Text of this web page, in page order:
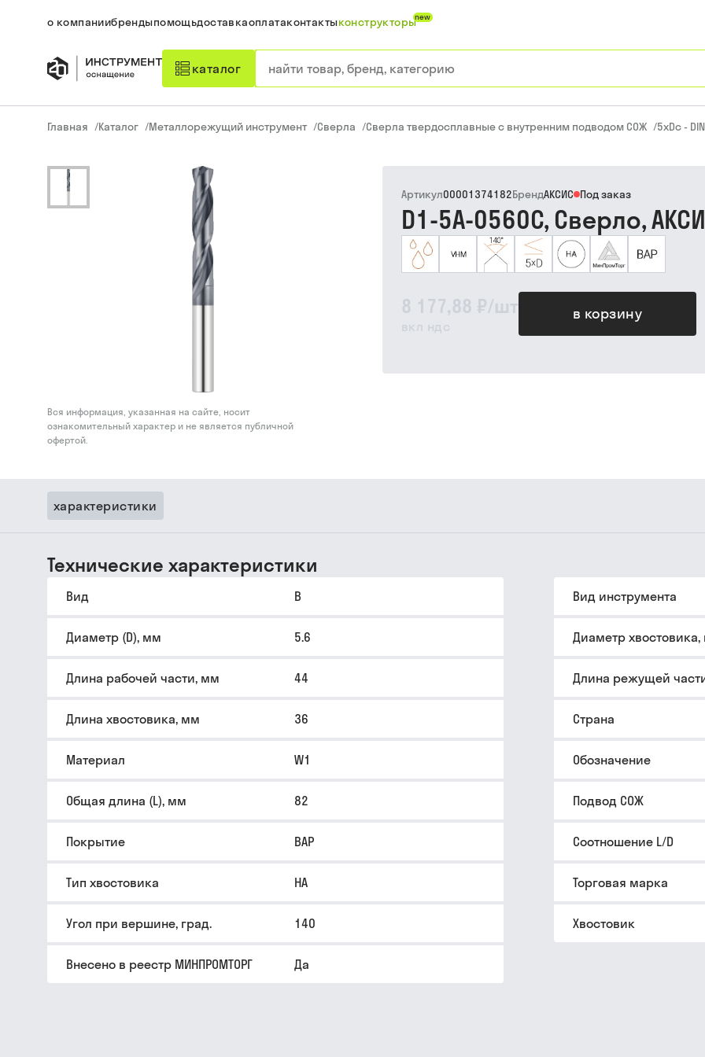
о компаниибрендыпомощьдоставкаоплатаконтактыконструкторыnew
каталог
Главная /Каталог /Металлорежущий инструмент /Сверла /Сверла твердосплавные с внутренним подводом СОЖ /5xDc -
Вся информация, указанная на сайте, носит
ознакомительный характер и не является публичной
офертой.
8 177,88 ₽/шт
вкл ндс
в корзину
Артикул00001374182БрендАКСИС Под заказ
D1-5A-0560C, Сверло,
характеристики
Технические характеристики
Вид B Вид инструмента
Диаметр (D), мм 5.6 Диаметр
Длина рабочей части, мм 44 Длина режущей
Длина хвостовика, мм 36 Страна
Материал W1 Обозначение
Общая длина (L), мм 82 Подвод СОЖ
Покрытие BAP Соотношение L/D
Тип хвостовика HA Торговая марка
Угол при вершине, град. 140 Хвостовик
Внесено в реестр МИНПРОМТОРГ Да